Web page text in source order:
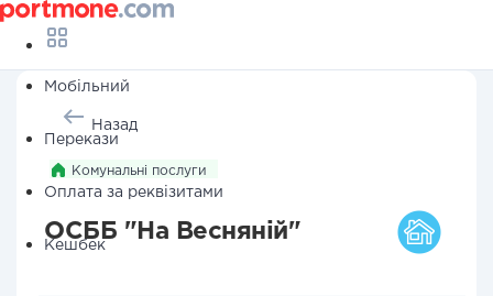
Мобільний
Перекази
Оплата за реквізитами
Кешбек
Назад
Комунальні послуги
ОСББ "На Весняній"